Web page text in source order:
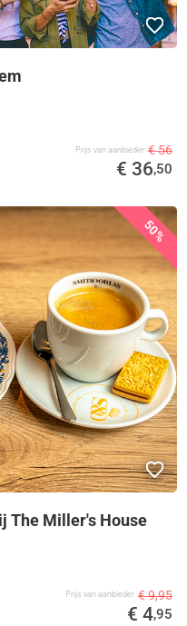
Prijs van aanbieder € 56
€ 36,50
50%
The Miller's House
Prijs van aanbieder € 9,95
€ 4,95